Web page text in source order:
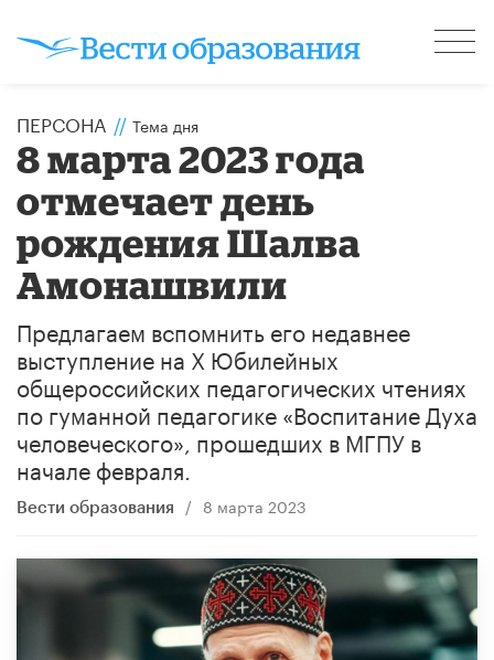
ПЕРСОНА // Тема дня
​8 марта 2023 года
отмечает день
рождения Шалва
Амонашвили
Предлагаем вспомнить его недавнее
выступление на X Юбилейных
общероссийских педагогических чтениях
по гуманной педагогике «Воспитание Духа
человеческого», прошедших в МГПУ в
начале февраля.
Вести образования / 8 марта 2023